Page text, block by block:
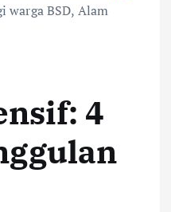
warga BSD, Alam
4